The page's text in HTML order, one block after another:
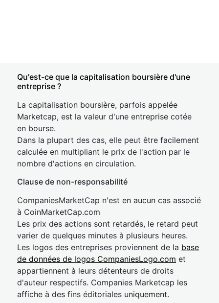
Qu'est-ce que la capitalisation boursière d'une
entreprise ?
La capitalisation boursière, parfois appelée
Marketcap, est la valeur d'une entreprise cotée
en bourse.
Dans la plupart des cas, elle peut être facilement
calculée en multipliant le prix de l'action par le
nombre d'actions en circulation.
Clause de non-responsabilité
CompaniesMarketCap n'est en aucun cas associé
à CoinMarketCap.com
Les prix des actions sont retardés, le retard peut
varier de quelques minutes à plusieurs heures.
Les logos des entreprises proviennent de la base
de données de logos CompaniesLogo.com et
appartiennent à leurs détenteurs de droits
d'auteur respectifs. Companies Marketcap les
affiche à des fins éditoriales uniquement.